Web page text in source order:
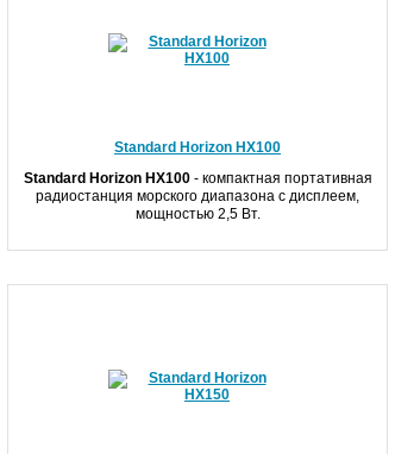
Standard Horizon HX100
Standard Horizon HX100- компактная портативная
радиостанция морского диапазона с дисплеем,
мощностью 2,5 Вт.